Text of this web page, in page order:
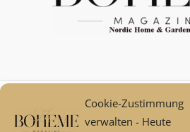
Cookie-Zustimmung
verwalten - Heute
Mein Konto
Zahlungsarten